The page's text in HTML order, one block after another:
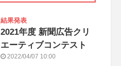
結果発表
2021年度 新聞広告クリ
エーティブコンテスト
2022/04/07 10:00